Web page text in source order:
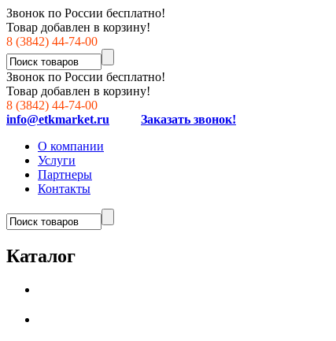
Звонок по России бесплатно!
Товар добавлен в корзину!
8 (3842) 44-74-00
Звонок по России бесплатно!
Товар добавлен в корзину!
8 (3842) 44-74-00
info@etkmarket.ru
Заказать звонок!
О компании
Услуги
Партнеры
Контакты
Каталог